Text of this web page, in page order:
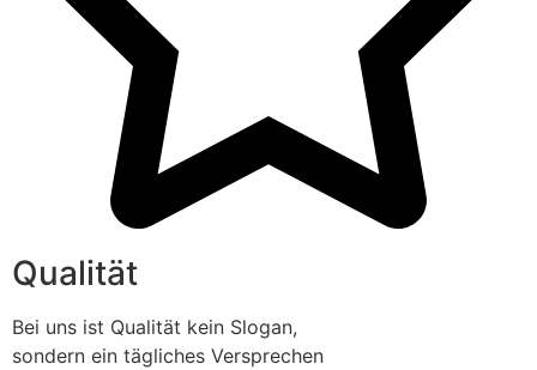
Qualität
Bei uns ist Qualität kein Slogan,
sondern ein tägliches Versprechen